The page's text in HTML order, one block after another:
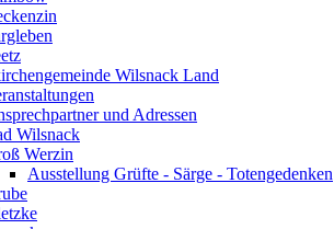
Wilsnack Land
und Adressen
Wilsnack
Werzin
Ausstellung Grüfte - Särge - Totengedenken